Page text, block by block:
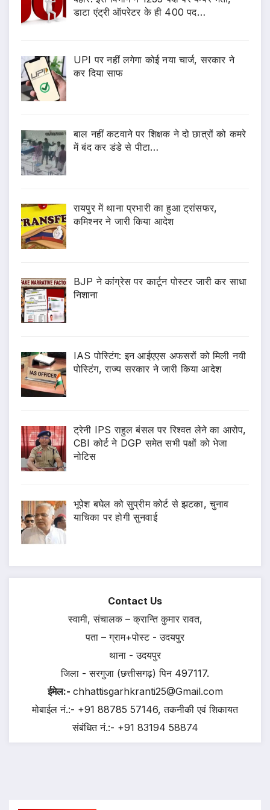
डाटा एंट्री ऑपरेटर के ही 400 पद…
UPI पर नहीं लगेगा कोई नया चार्ज, सरकार ने
कर दिया साफ
बाल नहीं कटवाने पर शिक्षक ने दो छात्रों को कमरे
में बंद कर डंडे से पीटा…
रायपुर में थाना प्रभारी का हुआ ट्रांसफर,
कमिश्नर ने जारी किया आदेश
BJP ने कांग्रेस पर कार्टून पोस्टर जारी कर साधा
निशाना
IAS पोस्टिंग: इन आईएएस अफसरों को मिली नयी
पोस्टिंग, राज्य सरकार ने जारी किया आदेश
ट्रेनी IPS राहुल बंसल पर रिश्वत लेने का आरोप,
CBI कोर्ट ने DGP समेत सभी पक्षों को भेजा
नोटिस
भूपेश बघेल को सुप्रीम कोर्ट से झटका, चुनाव
याचिका पर होगी सुनवाई
Contact Us
स्वामी, संचालक – क्रान्ति कुमार रावत,
पता – ग्राम+पोस्ट - उदयपुर
थाना - उदयपुर
जिला - सरगुजा (छत्तीसगढ़) पिन 497117.
ईमेल:- chhattisgarhkranti25@Gmail.com
मोबाईल नं.:- +91 88785 57146, तकनीकी एवं शिकायत
संबंधित नं.:- +91 83194 58874